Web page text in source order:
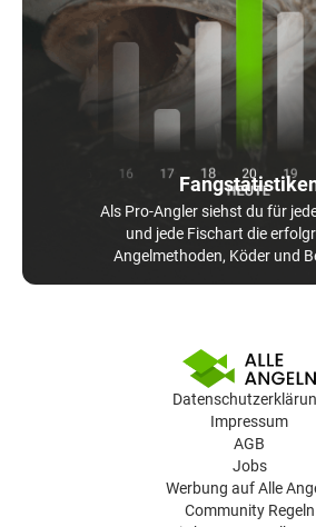
Als Pro-Angler siehst du für
und jede Fischart die
Angelmethoden, Köder und
Impressum
AGB
Jobs
Werbung auf Alle
Community Regeln